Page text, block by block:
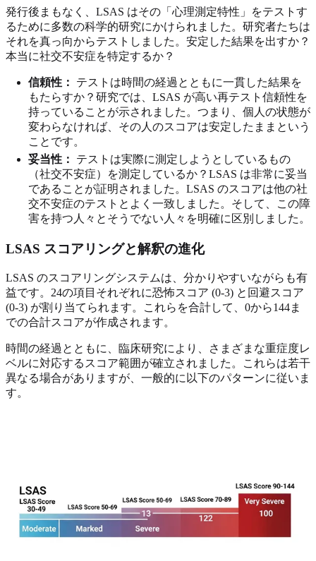
発行後まもなく、LSAS はその「心理測定特性」をテストす
るために多数の科学的研究にかけられました。研究者たちは
それを真っ向からテストしました。安定した結果を出すか？
本当に社交不安症を特定するか？
信頼性：
テストは時間の経過とともに一貫した結果を
もたらすか？研究では、LSAS が高い再テスト信頼性を
持っていることが示されました。つまり、個人の状態が
変わらなければ、その人のスコアは安定したままという
ことです。
妥当性：
テストは実際に測定しようとしているもの
（社交不安症）を測定しているか？LSAS は非常に妥当
であることが証明されました。LSAS のスコアは他の社
交不安症のテストとよく一致しました。そして、この障
害を持つ人々とそうでない人々を明確に区別しました。
LSAS スコアリングと解釈の進化
LSAS のスコアリングシステムは、分かりやすいながらも有
益です。24の項目それぞれに恐怖スコア (0-3) と回避スコア
(0-3) が割り当てられます。これらを合計して、0から144ま
での合計スコアが作成されます。
時間の経過とともに、臨床研究により、さまざまな重症度レ
ベルに対応するスコア範囲が確立されました。これらは若干
異なる場合がありますが、一般的に以下のパターンに従いま
す。